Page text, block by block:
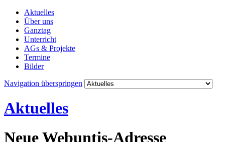
Aktuelles
Über uns
Ganztag
Unterricht
AGs & Projekte
Termine
Bilder
Navigation überspringen
Aktuelles
Neue Webuntis-Adresse